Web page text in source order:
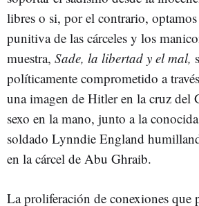
libres o si, por el contrario,
punitiva de las cárceles y los
muestra, Sade, la libertad y el mal,
políticamente comprometido a
una imagen de Hitler en la cruz del
sexo en la mano, junto a la
soldado Lynndie England
en la cárcel de Abu Ghraib.
La proliferación de conexiones que